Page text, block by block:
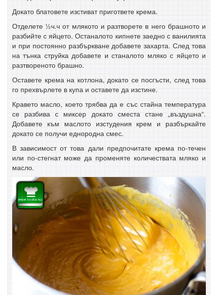
Докато блатовете изстиват пригответе крема.
Отделете ½ч.ч от млякото и разтворете в него брашното и
разбийте с яйцето. Останалото кипнете заедно с ванилията
и при постоянно разбъркване добавете захарта. След това
на тънка струйка добавете и станалото мляко с яйцето и
разтвореното брашно.
Оставете крема на котлона, докато се посгъсти, след това
го прехвърлете в купа и оставете да изстине.
Кравето масло, което трябва да е със стайна температура
се разбива с миксер докато сместа стане „въздушна“.
Добавете към маслото изстудения крем и разбъркайте
докато се получи еднородна смес.
В зависимост от това дали предпочитате крема по-течен
или по-стегнат може да променяте количествата мляко и
масло.